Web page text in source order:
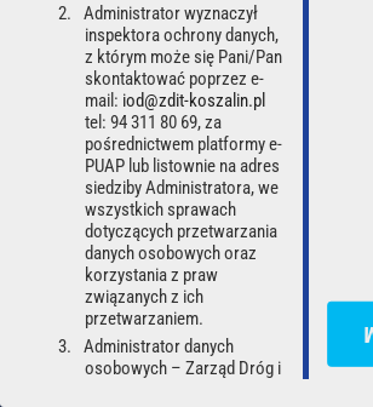
POLITYKA PRYWATNOŚCI
RODO REGULAMIN
Zarząd Dróg i Transportu w Koszalinie, ul. Połczyńska 24,
REGON: 330002466, e-mail:
© 2026 Mobile Traffic Data sp. z o.o. Wszystkie
Wersja z dnia: 2026-08-07
Administrator wyznaczył
inspektora ochrony danych,
z którym może się Pani/Pan
skontaktować poprzez e-
mail: iod@zdit-koszalin.pl
tel: 94 311 80 69, za
pośrednictwem platformy e-
PUAP lub listownie na adres
siedziby Administratora, we
wszystkich sprawach
dotyczących przetwarzania
danych osobowych oraz
korzystania z praw
związanych z ich
przetwarzaniem.
Administrator danych
osobowych – Zarząd Dróg i